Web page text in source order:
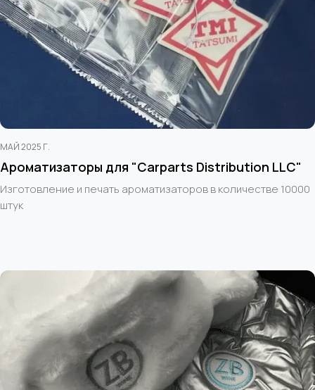
МАЙ 2025 Г.
Ароматизаторы для "Carparts Distribution LLC"
Изготовление и печать ароматизаторов в количестве 10000
штук